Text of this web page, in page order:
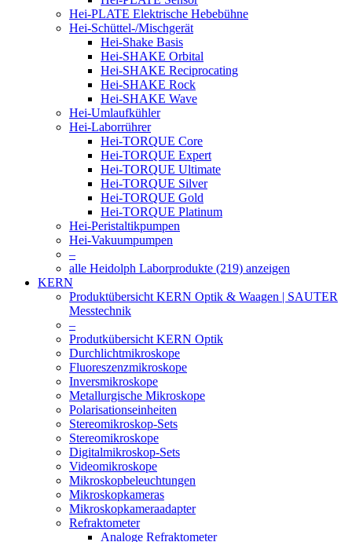
Hei-PLATE Elektrische Hebebühne
Hei-Schüttel-/Mischgerät
Hei-Shake Basis
Hei-SHAKE Orbital
Hei-SHAKE Reciprocating
Hei-SHAKE Rock
Hei-SHAKE Wave
Hei-Umlaufkühler
Hei-Laborrührer
Hei-TORQUE Core
Hei-TORQUE Expert
Hei-TORQUE Ultimate
Hei-TORQUE Silver
Hei-TORQUE Gold
Hei-TORQUE Platinum
Hei-Peristaltikpumpen
Hei-Vakuumpumpen
–
alle Heidolph Laborprodukte (219) anzeigen
KERN
Produktübersicht KERN Optik & Waagen | SAUTER
Messtechnik
–
Produtkübersicht KERN Optik
Durchlichtmikroskope
Fluoreszenzmikroskope
Inversmikroskope
Metallurgische Mikroskope
Polarisationseinheiten
Stereomikroskop-Sets
Stereomikroskope
Digitalmikroskop-Sets
Videomikroskope
Mikroskopbeleuchtungen
Mikroskopkameras
Mikroskopkameraadapter
Refraktometer
Analoge Refraktometer